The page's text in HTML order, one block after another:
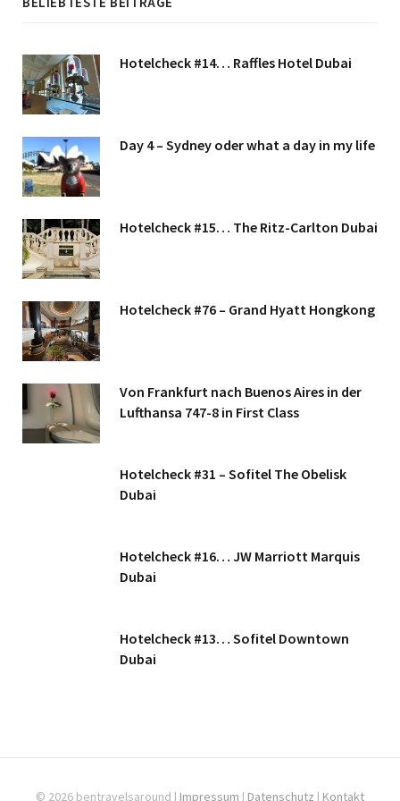
Hotelcheck #14… Raffles Hotel Dubai
Day 4 – Sydney oder what a day in my life
Hotelcheck #15… The Ritz-Carlton Dubai
Hotelcheck #76 – Grand Hyatt Hongkong
Von Frankfurt nach Buenos Aires in der
Lufthansa 747-8 in First Class
Hotelcheck #31 – Sofitel The Obelisk
Dubai
Hotelcheck #16… JW Marriott Marquis
Dubai
Hotelcheck #13… Sofitel Downtown
Dubai
© 2026 bentravelsaround | Impressum | Datenschutz | Kontakt